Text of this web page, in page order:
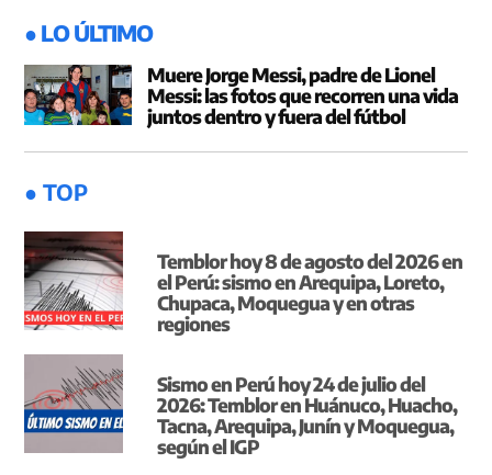
● LO ÚLTIMO
Muere Jorge Messi, padre de Lionel
Messi: las fotos que recorren una vida
juntos dentro y fuera del fútbol
● TOP
Temblor hoy 8 de agosto del 2026 en
el Perú: sismo en Arequipa, Loreto,
Chupaca, Moquegua y en otras
regiones
Sismo en Perú hoy 24 de julio del
2026: Temblor en Huánuco, Huacho,
Tacna, Arequipa, Junín y Moquegua,
según el IGP